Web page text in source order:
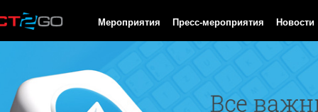
Мероприятия Пресс-мероприятия Новости